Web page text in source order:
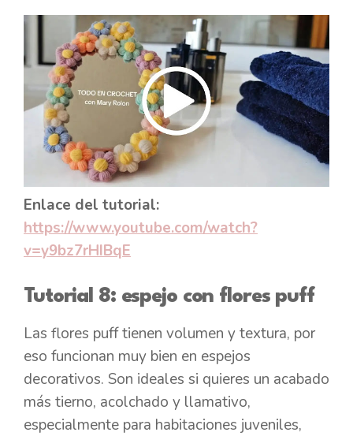
Enlace del tutorial:
https://www.youtube.com/watch?
v=y9bz7rHIBqE
Tutorial 8: espejo con flores puff
Las flores puff tienen volumen y textura, por
eso funcionan muy bien en espejos
decorativos. Son ideales si quieres un acabado
más tierno, acolchado y llamativo,
especialmente para habitaciones juveniles,